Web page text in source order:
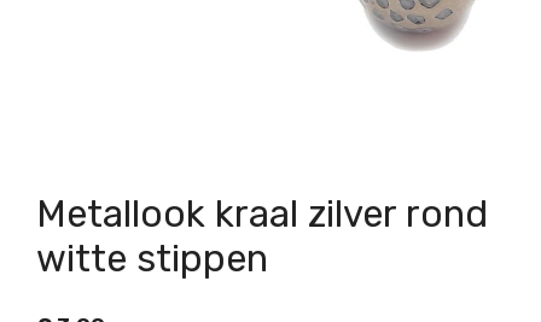
Metallook kraal zilver rond
witte stippen